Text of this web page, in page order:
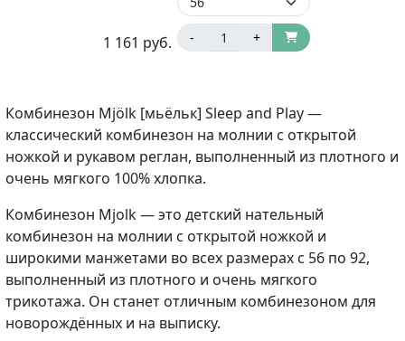
1 161 руб. - +
Комбинезон Mjölk [мьёльк] Sleep and Play —
классический комбинезон на молнии с открытой
ножкой и рукавом реглан, выполненный из плотного и
очень мягкого 100% хлопка.
Комбинезон Mjolk — это детский нательный
комбинезон на молнии с открытой ножкой и
широкими манжетами во всех размерах с 56 по 92,
выполненный из плотного и очень мягкого
трикотажа. Он станет отличным комбинезоном для
новорождённых и на выписку.